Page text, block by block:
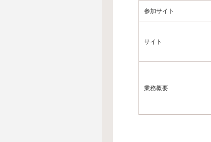
参加サイト
サイト
業務概要